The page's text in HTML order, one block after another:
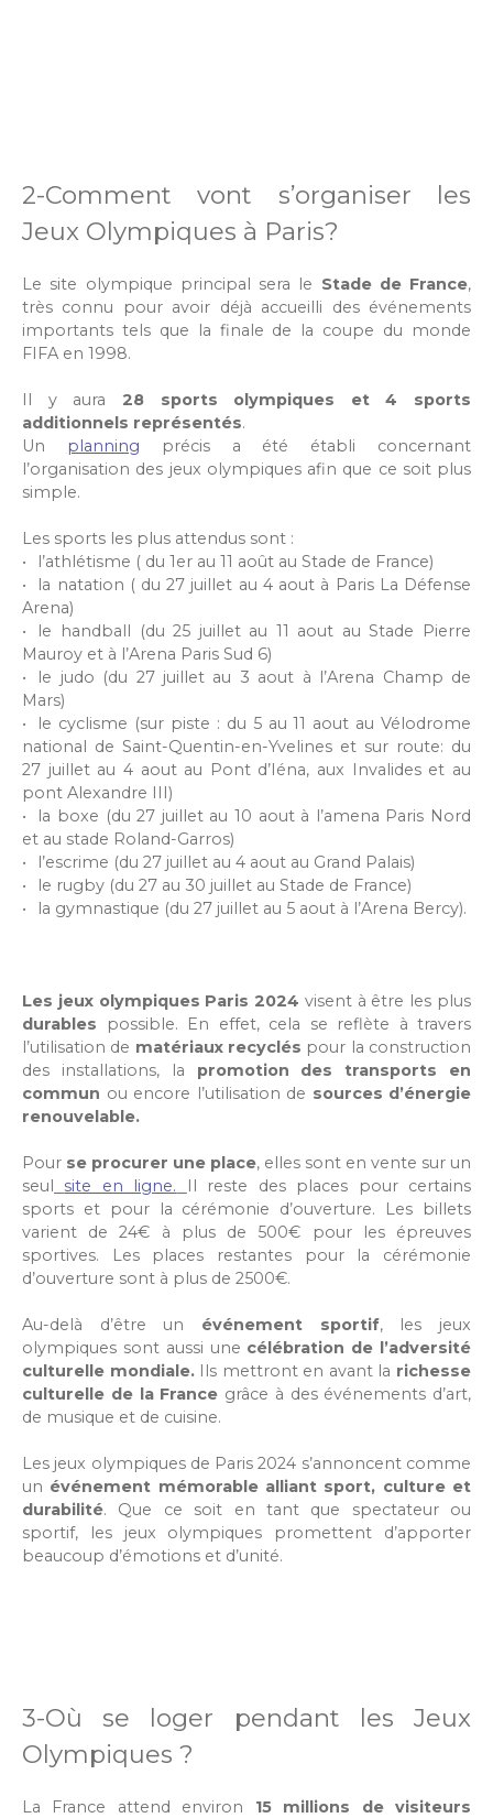
2-Comment vont s’organiser les
Jeux Olympiques à Paris?
Le site olympique principal sera le Stade de France,
très connu pour avoir déjà accueilli des événements
importants tels que la finale de la coupe du monde
FIFA en 1998.
Il y aura 28 sports olympiques et 4 sports
additionnels représentés.
Un planning précis a été établi concernant
l’organisation des jeux olympiques afin que ce soit plus
simple.
Les sports les plus attendus sont :
l’athlétisme ( du 1er au 11 août au Stade de France)
la natation ( du 27 juillet au 4 aout à Paris La Défense
Arena)
le handball (du 25 juillet au 11 aout au Stade Pierre
Mauroy et à l’Arena Paris Sud 6)
le judo (du 27 juillet au 3 aout à l’Arena Champ de
Mars)
le cyclisme (sur piste : du 5 au 11 aout au Vélodrome
national de Saint-Quentin-en-Yvelines et sur route: du
27 juillet au 4 aout au Pont d’Iéna, aux Invalides et au
pont Alexandre III)
la boxe (du 27 juillet au 10 aout à l’amena Paris Nord
et au stade Roland-Garros)
l’escrime (du 27 juillet au 4 aout au Grand Palais)
le rugby (du 27 au 30 juillet au Stade de France)
la gymnastique (du 27 juillet au 5 aout à l’Arena Bercy).
Les jeux olympiques Paris 2024 visent à être les plus
durables possible. En effet, cela se reflète à travers
l’utilisation de matériaux recyclés pour la construction
des installations, la promotion des transports en
commun ou encore l’utilisation de sources d’énergie
renouvelable.
Pour se procurer une place, elles sont en vente sur un
seul
site en ligne.
Il reste des places pour certains
sports et pour la cérémonie d’ouverture. Les billets
varient de 24€ à plus de 500€ pour les épreuves
sportives. Les places restantes pour la cérémonie
d’ouverture sont à plus de 2500€.
Au-delà d’être un événement sportif, les jeux
olympiques sont aussi une célébration de l’adversité
culturelle mondiale.Ils mettront en avant la richesse
culturelle de la France grâce à des événements d’art,
de musique et de cuisine.
Les jeux olympiques de Paris 2024 s’annoncent comme
un événement mémorable alliant sport, culture et
durabilité. Que ce soit en tant que spectateur ou
sportif, les jeux olympiques promettent d’apporter
beaucoup d’émotions et d’unité.
3-Où se loger pendant les Jeux
Olympiques ?
La France attend environ 15 millions de visiteurs